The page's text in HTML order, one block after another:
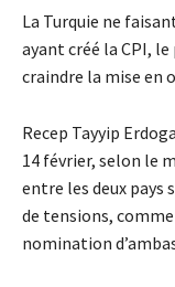
La Turquie ne
ayant créé la CPI, le
craindre la mise en
Recep Tayyip
14 février, selon le
entre les deux pays
de tensions,
nomination